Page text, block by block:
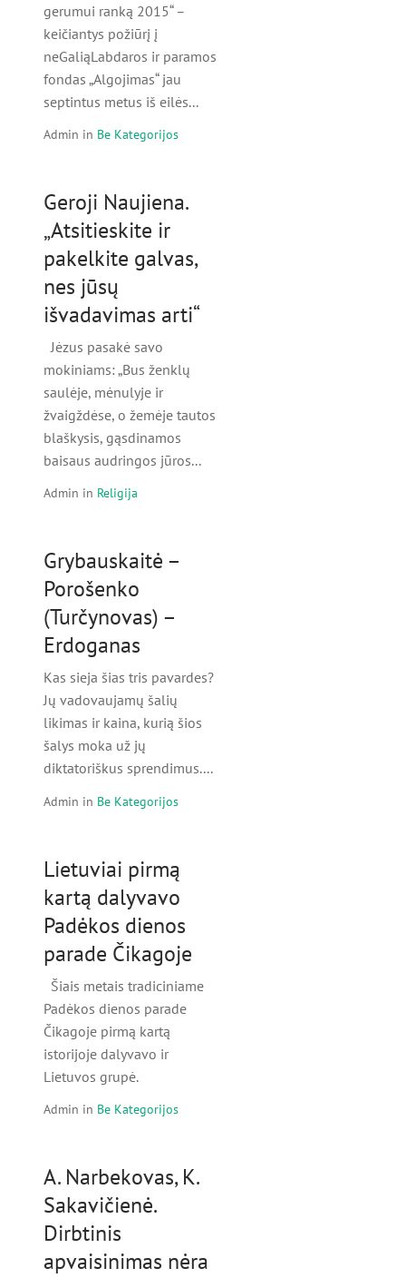
gerumui ranką 2015“ –
keičiantys požiūrį į
neGaliąLabdaros ir paramos
fondas „Algojimas“ jau
septintus metus iš eilės...
Admin in Be Kategorijos
Geroji Naujiena.
„Atsitieskite ir
pakelkite galvas,
nes jūsų
išvadavimas arti“
Jėzus pasakė savo
mokiniams: „Bus ženklų
saulėje, mėnulyje ir
žvaigždėse, o žemėje tautos
blaškysis, gąsdinamos
baisaus audringos jūros...
Admin in Religija
Grybauskaitė –
Porošenko
(Turčynovas) –
Erdoganas
Kas sieja šias tris pavardes?
Jų vadovaujamų šalių
likimas ir kaina, kurią šios
šalys moka už jų
diktatoriškus sprendimus....
Admin in Be Kategorijos
Lietuviai pirmą
kartą dalyvavo
Padėkos dienos
parade Čikagoje
Šiais metais tradiciniame
Padėkos dienos parade
Čikagoje pirmą kartą
istorijoje dalyvavo ir
Lietuvos grupė.
Admin in Be Kategorijos
A. Narbekovas, K.
Sakavičienė.
Dirbtinis
apvaisinimas nėra